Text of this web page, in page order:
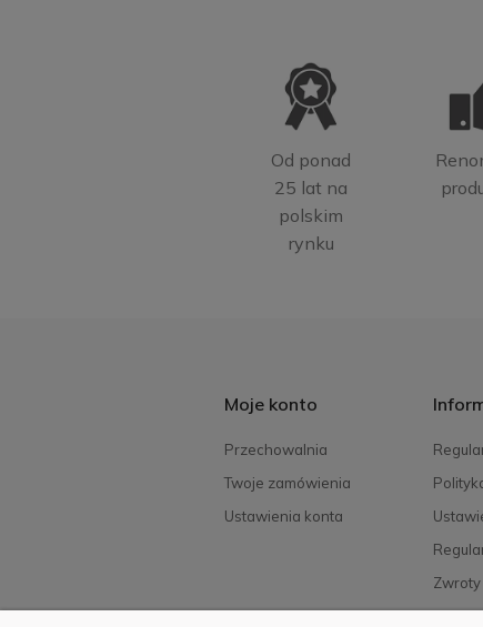
Od ponad
25 lat na
polskim
rynku
Moje konto
Przechowalnia
Twoje zamówienia
Ustawienia konta
FAQ